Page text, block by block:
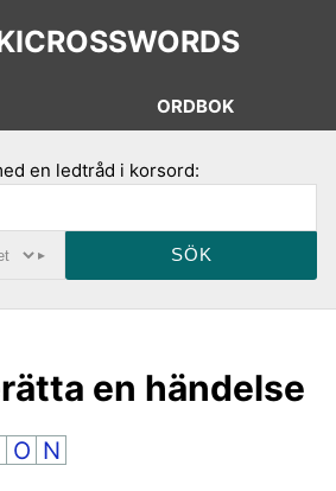
ORDBOK
en ledtråd i korsord:
▸
en händelse
O N